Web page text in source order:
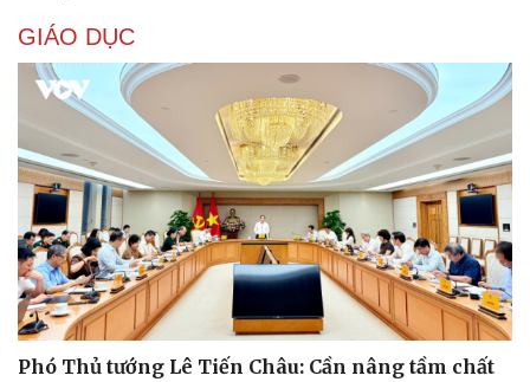
GIÁO DỤC
Phó Thủ tướng Lê Tiến Châu: Cần nâng tầm chất